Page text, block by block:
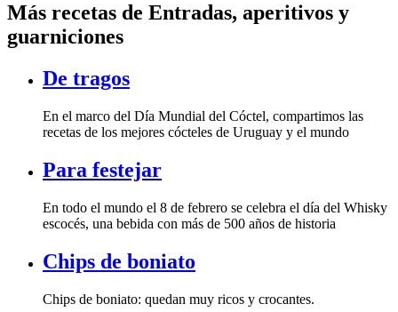
Más recetas de Entradas, aperitivos y
guarniciones
De tragos
En el marco del Día Mundial del Cóctel, compartimos las
recetas de los mejores cócteles de Uruguay y el mundo
Para festejar
En todo el mundo el 8 de febrero se celebra el día del Whisky
escocés, una bebida con más de 500 años de historia
Chips de boniato
Chips de boniato: quedan muy ricos y crocantes.